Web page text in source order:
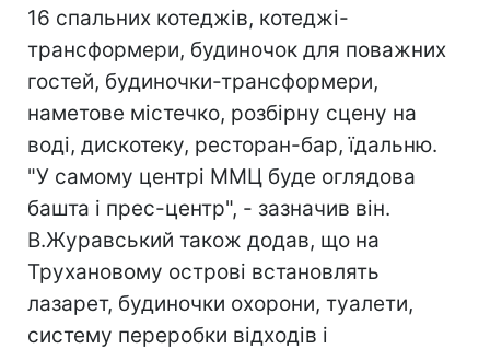
16 спальних котеджів, котеджі-
трансформери, будиночок для поважних
гостей, будиночки-трансформери,
наметове містечко, розбірну сцену на
воді, дискотеку, ресторан-бар, їдальню.
"У самому центрі ММЦ буде оглядова
башта і прес-центр", - зазначив він.
В.Журавський також додав, що на
Трухановому острові встановлять
лазарет, будиночки охорони, туалети,
систему переробки відходів і